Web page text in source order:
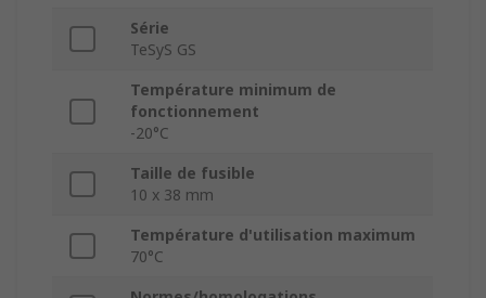
Série
TeSyS GS
Température minimum de
fonctionnement
-20°C
Taille de fusible
10 x 38 mm
Température d'utilisation maximum
70°C